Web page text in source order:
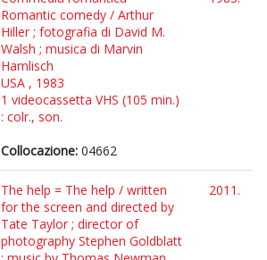
Romantic comedy / Arthur
Hiller ; fotografia di David M.
Walsh ; musica di Marvin
Hamlisch
USA , 1983
1 videocassetta VHS (105 min.)
: colr., son.
Collocazione: 04662
The help = The help / written
for the screen and directed by
Tate Taylor ; director of
photography Stephen Goldblatt
2011.